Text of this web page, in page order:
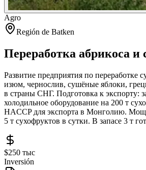
Agro
Región de Batken
Переработка абрикоса и
Развитие предприятия по переработке
изюм, чернослив, сушёные яблоки,
в страны СНГ. Подготовка к экспорту:
холодильное оборудование на 200 т
HACCP для экспорта в Монголию.
5 т сухофруктов в сутки. В запасе 3 т
$250 тыс
Inversión